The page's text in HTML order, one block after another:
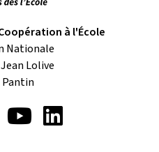
à l'École
Nationale
Lolive
Pantin
YouTube